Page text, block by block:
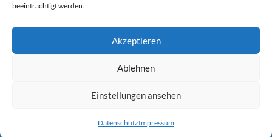
beeinträchtigt werden.
Akzeptieren
Ablehnen
Einstellungen ansehen
DatenschutzImpressum
MyWebstage.de.